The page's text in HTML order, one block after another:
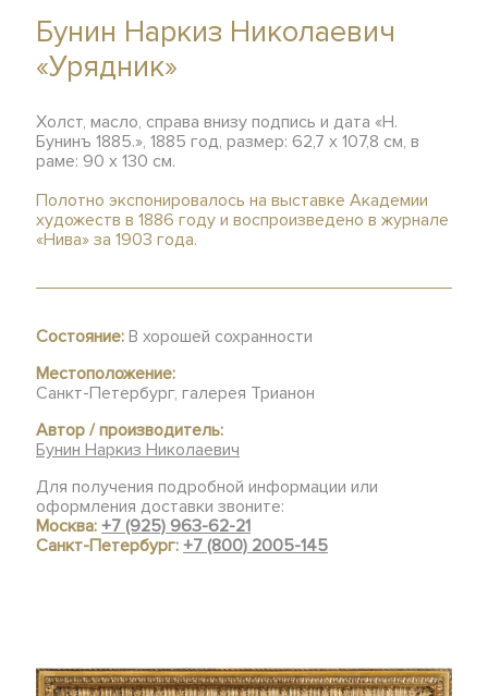
Бунин Наркиз Николаевич
«Урядник»
Холст, масло, справа внизу подпись и дата «Н.
Бунинъ 1885.», 1885 год, размер: 62,7 х 107,8 см, в
раме: 90 х 130 см.
Полотно экспонировалось на выставке Академии
художеств в 1886 году и воспроизведено в журнале
«Нива» за 1903 года.
Состояние: В хорошей сохранности
Местоположение:
Санкт-Петербург, галерея Трианон
Автор / производитель:
Бунин Наркиз Николаевич
Для получения подробной информации или
оформления доставки звоните:
Москва:+7 (925) 963-62-21
Санкт-Петербург:+7 (800) 2005-145